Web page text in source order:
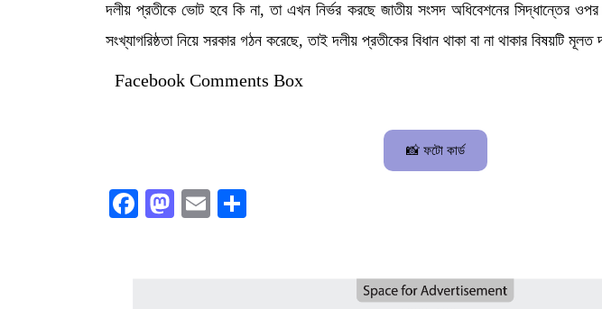
দলীয় প্রতীকে ভোট হবে কি না, তা এখন নির্ভর করছে জাতীয় সংসদ অধিবেশনের সিদ্ধান্তের
সংখ্যাগরিষ্ঠতা নিয়ে সরকার গঠন করেছে, তাই দলীয় প্রতীকের বিধান থাকা বা না থাকার বিষয়টি
Facebook Comments Box
📸 ফটো কার্ড
Facebook
Mastodon
Email